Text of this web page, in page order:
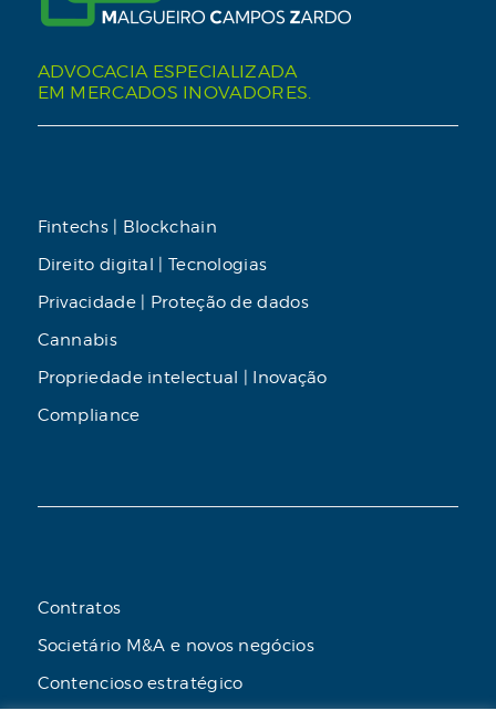
ADVOCACIA ESPECIALIZADA
EM MERCADOS INOVADORES.
Fintechs | Blockchain
Direito digital | Tecnologias
Privacidade | Proteção de dados
Cannabis
Propriedade intelectual | Inovação
Compliance
Contratos
Societário M&A e novos negócios
Contencioso estratégico